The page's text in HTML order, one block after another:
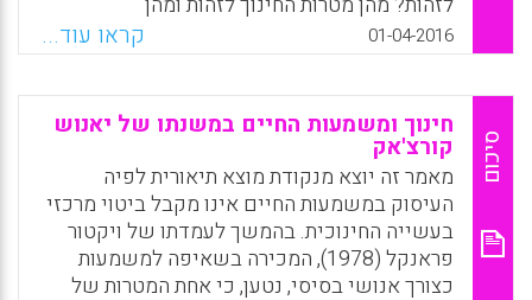
האסטרטגיות החינוכיות שיש לאמץ כדי להשיג
מטרות אלו? המאמר מציג שלוש תשובות לשאלות
אלה לאור שלושה שירים של יהודה עמיחי. מכל
אחד מהשירים משתמעת גישה אחרת להבנת
המושג "זהות" וכן אידיאולוגיה חינוכית שונה: מן
הגישה המהותנית למושג הזהות נובע חינוך
המבוסס על אידיאולוגיה של תִרבות; מן הגישה
ההבנייתית הרדיקלית נובע חינוך המבוסס על
אידיאולוגיה של אינדיבידואציה; ומן הגישה
ההבנייתית המתונה נובע חינוך ברוח "המודל
01-04-2016 קראו עוד...
סיכום
חינוך ומשמעות החיים במשנתו של יאנוש
קורצ'אק
מאמר זה יוצא מנקודת מוצא תיאורית לפיה
העיסוק במשמעות החיים אינו מקבל ביטוי מרכזי
בעשייה החינוכית. בהמשך לעמדתו של ויקטור
פראנקל (1978), המכירה בשאיפה למשמעות
כצורך אנושי בסיסי, נטען, כי אחת המטרות של